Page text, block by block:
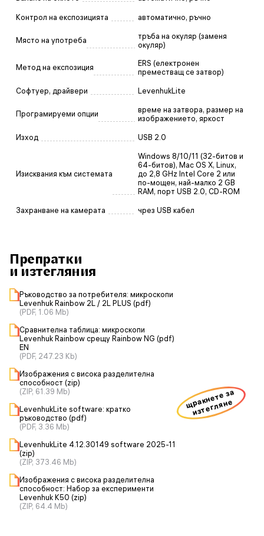
Контрол на експозицията автоматично, ръчно
Място на употреба
тръба на окуляр (заменя
окуляр)
Метод на експозиция
ERS (електронен
преместващ се затвор)
Софтуер, драйвери LevenhukLite
Програмируеми опции
време на затвора, размер на
изображението, яркост
Изход USB 2.0
Изисквания към системата
Windows 8/10/11 (32-битов и
64-битов), Mac OS X, Linux,
до 2,8 GHz Intel Core 2 или
по-мощен, най-малко 2 GB
RAM, порт USB 2.0, CD-ROM
Захранване на камерата чрез USB кабел
Препратки
и изтегляния
Ръководство за потребителя: микроскопи
Levenhuk Rainbow 2L / 2L PLUS (pdf)
(PDF, 1.06 Mb)
Сравнителна таблица: микроскопи
Levenhuk Rainbow срещу Rainbow NG (pdf)
EN
(PDF, 247.23 Kb)
Изображения с висока разделителна
способност (zip)
(ZIP, 61.39 Mb)
LevenhukLite software: кратко
ръководство (pdf)
(PDF, 3.36 Mb)
LevenhukLite 4.12.30149 software 2025-11
(zip)
(ZIP, 373.46 Mb)
Изображения с висока разделителна
способност: Набор за експерименти
Levenhuk K50 (zip)
(ZIP, 64.4 Mb)
щракнете за
изтегляне